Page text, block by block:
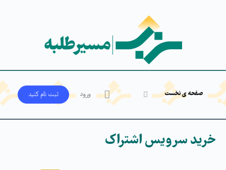
صفحه ی نخست ورود ثبت‌ نام کنید
خرید سرویس اشتراک